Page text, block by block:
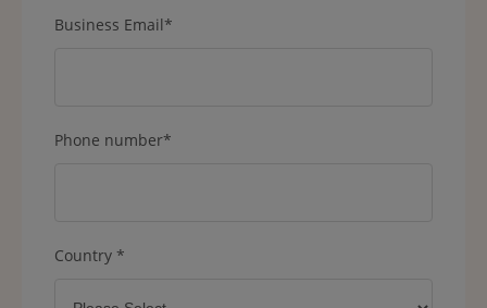
Business Email*
Phone number*
Country *